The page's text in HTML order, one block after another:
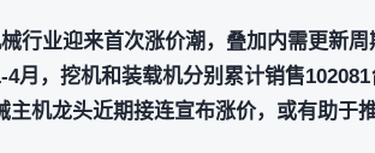
行业迎来首次涨价潮，叠加内需更新
月，挖机和装载机分别累计销售
主机龙头近期接连宣布涨价，或有助于